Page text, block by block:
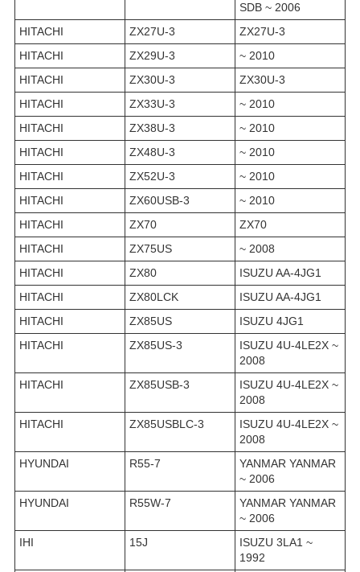
SDB ~ 2006
HITACHI
ZX27U-3
ZX27U-3
HITACHI
ZX29U-3
~ 2010
HITACHI
ZX30U-3
ZX30U-3
HITACHI
ZX33U-3
~ 2010
HITACHI
ZX38U-3
~ 2010
HITACHI
ZX48U-3
~ 2010
HITACHI
ZX52U-3
~ 2010
HITACHI
ZX60USB-3
~ 2010
HITACHI
ZX70
ZX70
HITACHI
ZX75US
~ 2008
HITACHI
ZX80
ISUZU AA-4JG1
HITACHI
ZX80LCK
ISUZU AA-4JG1
HITACHI
ZX85US
ISUZU 4JG1
HITACHI
ZX85US-3
ISUZU 4U-4LE2X ~
2008
HITACHI
ZX85USB-3
ISUZU 4U-4LE2X ~
2008
HITACHI
ZX85USBLC-3
ISUZU 4U-4LE2X ~
2008
HYUNDAI
R55-7
YANMAR YANMAR
~ 2006
HYUNDAI
R55W-7
YANMAR YANMAR
~ 2006
IHI
15J
ISUZU 3LA1 ~
1992